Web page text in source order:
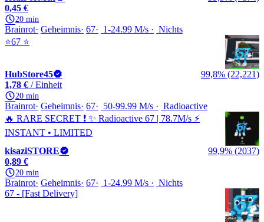
0,45 €
20 min
Brainrot Geheimnis 67 1-24.99 M/s
Nichts
⭐67 ⭐
HubStore45
99,8% (22,221)
1,78 € / Einheit
20 min
Brainrot Geheimnis 67 50-99.99 M/s
Radioactive
🔥 RARE SECRET ❗ ✨ Radioactive 67 | 78.7M/s ⚡
INSTANT • LIMITED
kisaziSTORE
99,9% (2037)
0,89 €
20 min
Brainrot Geheimnis 67 1-24.99 M/s
Nichts
67 - [Fast Delivery]